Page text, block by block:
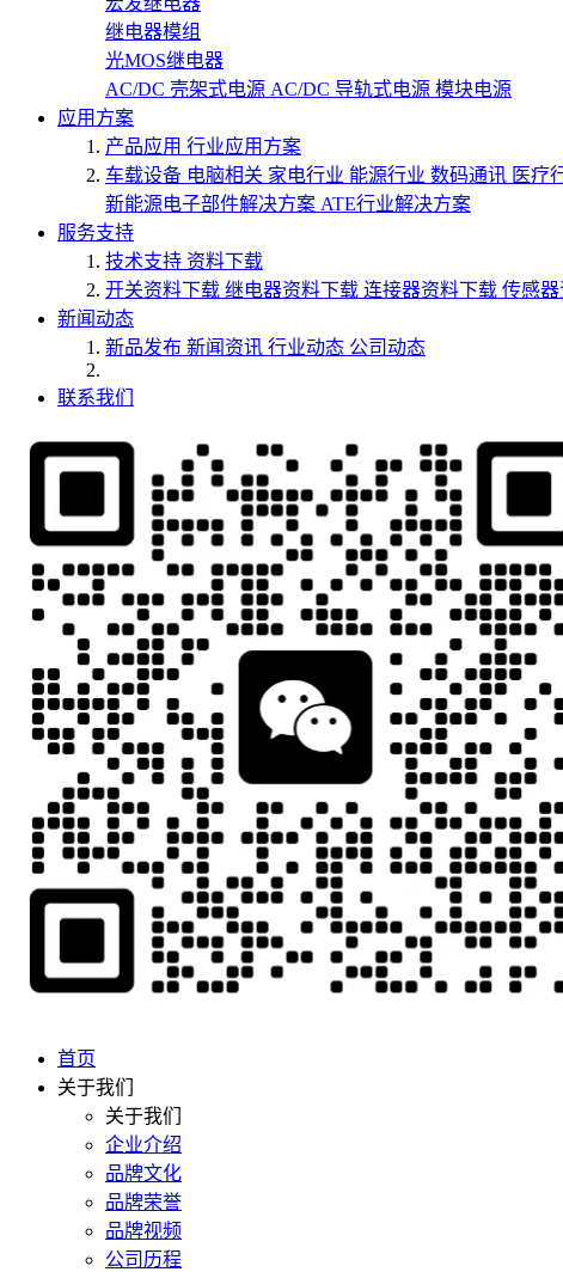
继电器模组
光MOS继电器
AC/DC 壳架式电源 AC/DC 导轨式电源 模块电源
应用方案
产品应用 行业应用方案
车载设备 电脑相关 家电行业 能源行业 数码通讯 医疗
新能源电子部件解决方案 ATE行业解决方案
服务支持
技术支持 资料下载
开关资料下载 继电器资料下载 连接器资料下载 传感
新闻动态
新品发布 新闻资讯 行业动态 公司动态
联系我们
首页
关于我们
关于我们
企业介绍
品牌文化
品牌荣誉
品牌视频
公司历程